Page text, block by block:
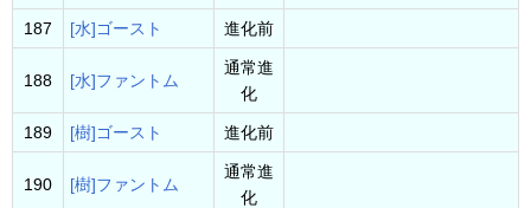
187 [水]ゴースト 進化前
188 [水]ファントム
通常進
化
189 [樹]ゴースト 進化前
190 [樹]ファントム
通常進
化